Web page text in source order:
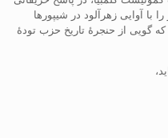
آوایی زهرآلود در شیپورها
که گویی از حنجرۀ تاریخ حزب تودۀ